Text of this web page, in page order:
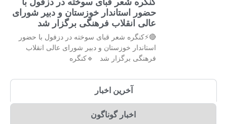
حضور استاندار خوزستان و دبیر شورای
عالی انقلاب فرهنگی برگزار شد
🔴⚡کنگره شعر قبای سوخته در دزفول با حضور
استاندار خوزستان و دبیر شورای عالی انقلاب
فرهنگی برگزار شد 🔹کنگره
آخرین اخبار
اخبار گوناگون